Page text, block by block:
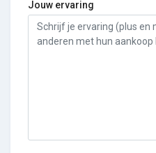
Jouw ervaring